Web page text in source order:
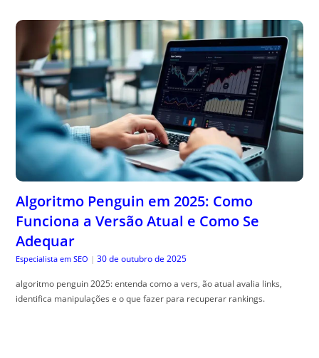
Algoritmo Penguin em 2025: Como
Funciona a Versão Atual e Como Se
Adequar
Especialista em SEO | 30 de outubro de 2025
algoritmo penguin 2025: entenda como a vers, ão atual avalia links,
identifica manipulações e o que fazer para recuperar rankings.